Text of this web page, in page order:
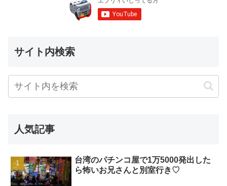
サイト内検索
人気記事
台湾のパチンコ屋で1万5000発出した
ら怖いお兄さんと別室行き♡